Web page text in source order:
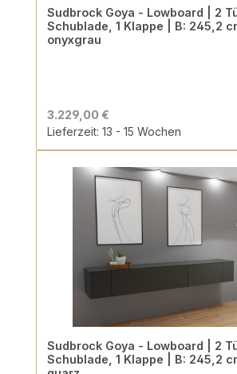
Sudbrock Goya - Lowboard | 2
Schublade, 1 Klappe | B: 245,2
onyxgrau
3.229,00 €
Lieferzeit: 13 - 15 Wochen
Sudbrock Goya - Lowboard | 2
Schublade, 1 Klappe | B: 245,2